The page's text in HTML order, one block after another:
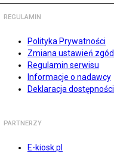
REGULAMIN
Polityka Prywatności
Zmiana ustawień zgód
Regulamin serwisu
Informacje o nadawcy
Deklaracja dostępności
PARTNERZY
E-kiosk.pl